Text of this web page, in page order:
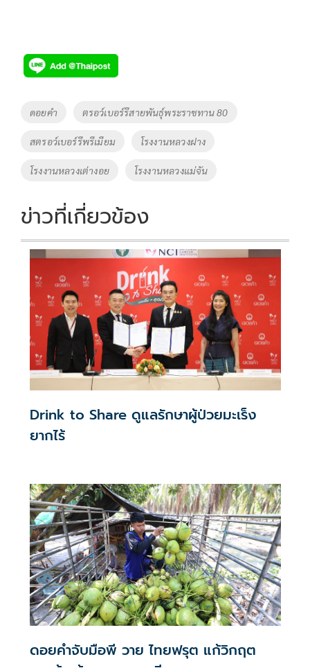
Tags
ดอยคำ ตรอว์เบอร์รีสายพันธุ์พระราชทาน 80
สตรอว์เบอร์รีพรีเมียม โรงงานหลวงฝาง
โรงงานหลวงเต่างอย โรงงานหลวงแม่จัน
ข่าวที่เกี่ยวข้อง
Drink to Share ดูแลรักษาผู้ป่วยมะเร็ง
ยากไร้
ดอยคำจับมือพี วาย ไทยฟรุต แก้วิกฤต